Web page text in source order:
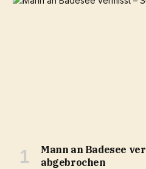
Mann an Badesee
abgebrochen